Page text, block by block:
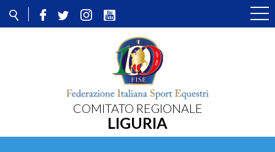
COMITATO REGIONALE
LIGURIA